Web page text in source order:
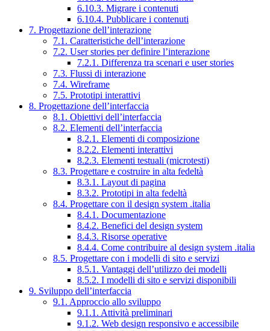
6.10.3. Migrare i contenuti
6.10.4. Pubblicare i contenuti
7. Progettazione dell’interazione
7.1. Caratteristiche dell’interazione
7.2. User stories per definire l’interazione
7.2.1. Differenza tra scenari e user stories
7.3. Flussi di interazione
7.4. Wireframe
7.5. Prototipi interattivi
8. Progettazione dell’interfaccia
8.1. Obiettivi dell’interfaccia
8.2. Elementi dell’interfaccia
8.2.1. Elementi di composizione
8.2.2. Elementi interattivi
8.2.3. Elementi testuali (microtesti)
8.3. Progettare e costruire in alta fedeltà
8.3.1. Layout di pagina
8.3.2. Prototipi in alta fedeltà
8.4. Progettare con il design system .italia
8.4.1. Documentazione
8.4.2. Benefici del design system
8.4.3. Risorse operative
8.4.4. Come contribuire al design system .italia
8.5. Progettare con i modelli di sito e servizi
8.5.1. Vantaggi dell’utilizzo dei modelli
8.5.2. I modelli di sito e servizi disponibili
9. Sviluppo dell’interfaccia
9.1. Approccio allo sviluppo
9.1.1. Attività preliminari
9.1.2. Web design responsivo e accessibile